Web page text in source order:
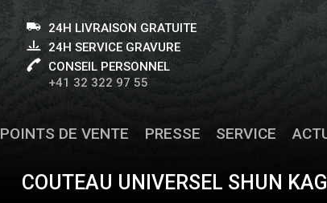
24H LIVRAISON GRATUITE
24H SERVICE GRAVURE
CONSEIL PERSONNEL
+41 32 322 97 55
POINTS DE VENTE PRESSE SERVICE
COUTEAU UNIVERSEL SHUN